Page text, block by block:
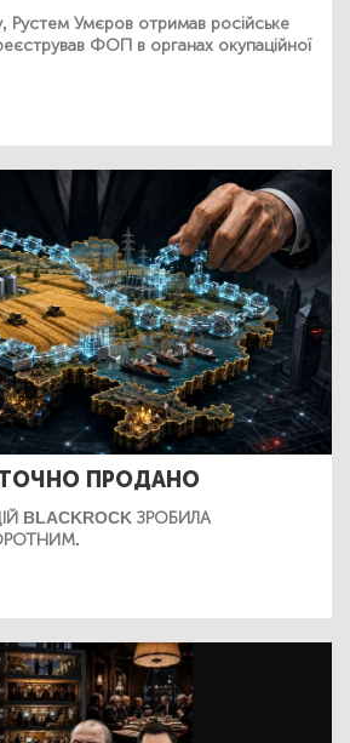
Рустем Умєров отримав російське
ФОП в органах окупаційної
ПРОДАНО
BLACKROCK ЗРОБИЛА